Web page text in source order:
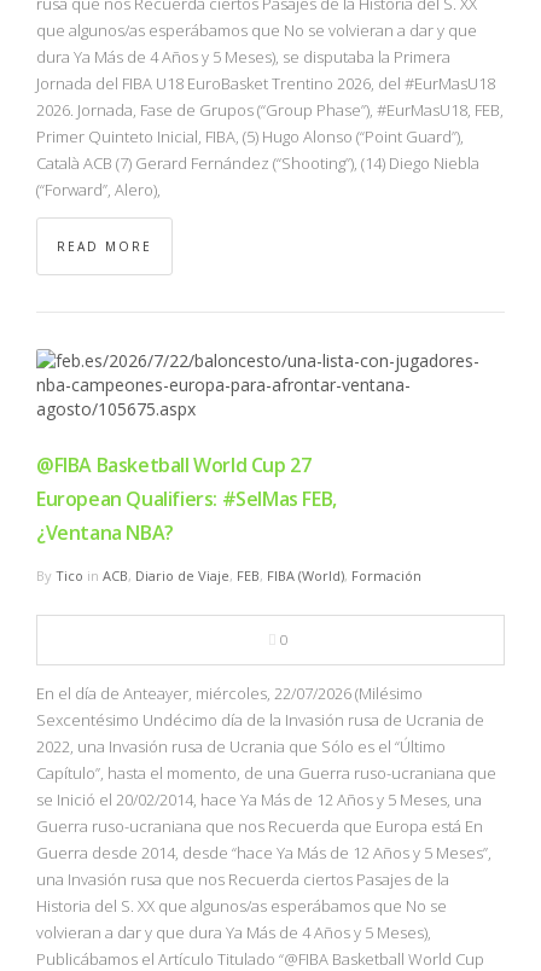
que algunos/as esperábamos que No se volvieran a dar y que
dura Ya Más de 4 Años y 5 Meses), se disputaba la Primera
Jornada del FIBA U18 EuroBasket Trentino 2026, del #EurMasU18
2026. Jornada, Fase de Grupos (“Group Phase”), #EurMasU18, FEB,
Primer Quinteto Inicial, FIBA, (5) Hugo Alonso (“Point Guard”),
Català ACB (7) Gerard Fernández (“Shooting”), (14) Diego Niebla
(“Forward”, Alero),
READ MORE
@FIBA Basketball World Cup 27
European Qualifiers: #SelMas FEB,
¿Ventana NBA?
By Tico in ACB, Diario de Viaje, FEB, FIBA (World), Formación
0
En el día de Anteayer, miércoles, 22/07/2026 (Milésimo
Sexcentésimo Undécimo día de la Invasión rusa de Ucrania de
2022, una Invasión rusa de Ucrania que Sólo es el “Último
Capítulo”, hasta el momento, de una Guerra ruso-ucraniana que
se Inició el 20/02/2014, hace Ya Más de 12 Años y 5 Meses, una
Guerra ruso-ucraniana que nos Recuerda que Europa está En
Guerra desde 2014, desde “hace Ya Más de 12 Años y 5 Meses”,
una Invasión rusa que nos Recuerda ciertos Pasajes de la
Historia del S. XX que algunos/as esperábamos que No se
volvieran a dar y que dura Ya Más de 4 Años y 5 Meses),
Publicábamos el Artículo Titulado “@FIBA Basketball World Cup